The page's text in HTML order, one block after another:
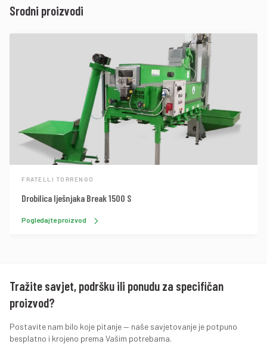
Srodni proizvodi
FRATELLI TORRENGO
Drobilica lješnjaka Break 1500 S
Pogledajte proizvod
Tražite savjet, podršku ili ponudu za specifičan
proizvod?
Postavite nam bilo koje pitanje — naše savjetovanje je potpuno
besplatno i krojeno prema Vašim potrebama.